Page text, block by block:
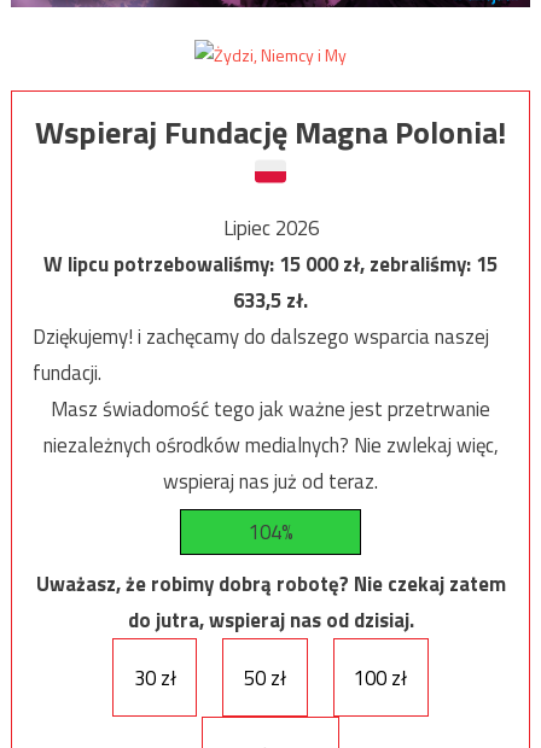
Wspieraj Fundację Magna Polonia!
Lipiec 2026
W lipcu potrzebowaliśmy:15 000zł, zebraliśmy:15
633,5zł.
Dziękujemy! i zachęcamy do dalszego wsparcia naszej
fundacji.
Masz świadomość tego jak ważne jest przetrwanie
niezależnych ośrodków medialnych? Nie zwlekaj więc,
wspieraj nas już od teraz.
104%
Uważasz, że robimy dobrą robotę? Nie czekaj zatem
do jutra, wspieraj nas od dzisiaj.
30 zł
50 zł 100 zł